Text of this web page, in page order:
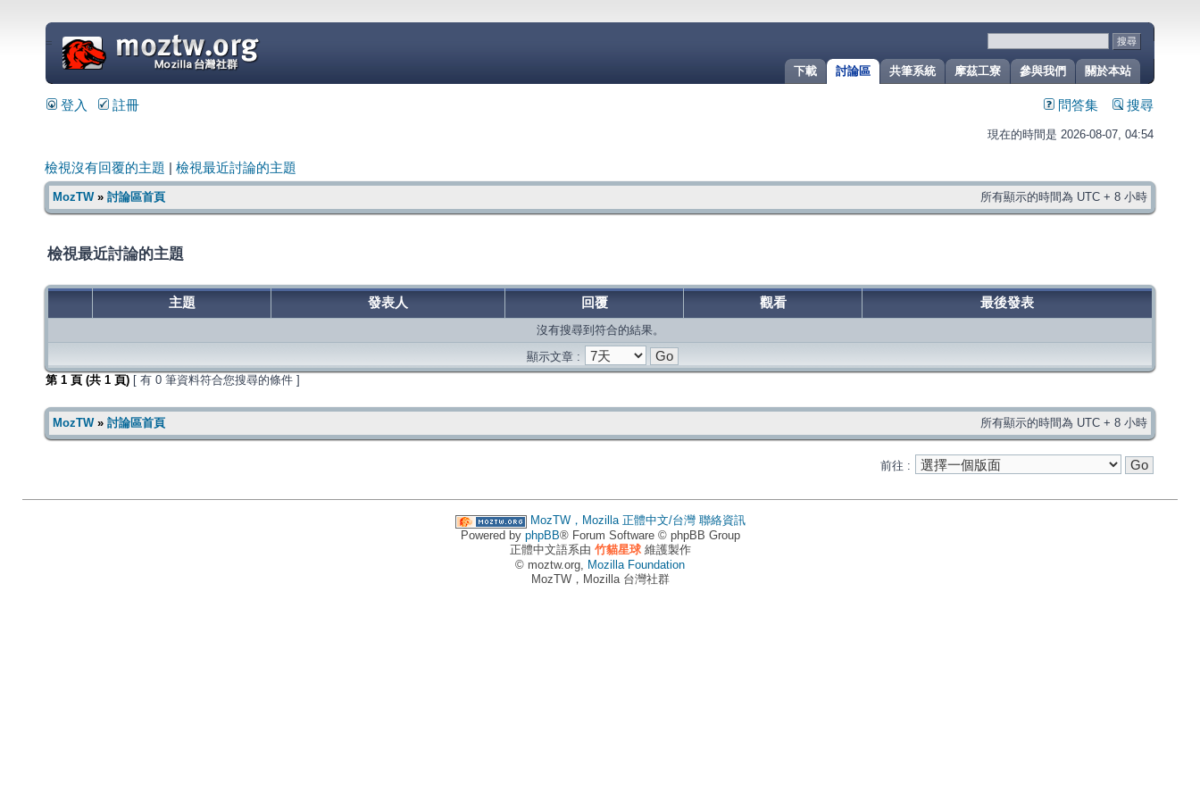
關於本站
參與我們
摩茲工寮
共筆系統
討論區
下載
=
登入 註冊 問答集 搜尋
現在的時間是 2026-08-07, 04:54
檢視沒有回覆的主題 檢視最近討論的主題
MozTW» 討論區首頁 所有顯示的時間為 UTC + 8 小時
檢視最近討論的主題
主題 發表人 回覆 觀看 最後發表
沒有搜尋到符合的結果。
顯示文章 :
第 1 頁 (共 1 頁) [ 有 0 筆資料符合您搜尋的條件 ]
MozTW» 討論區首頁 所有顯示的時間為 UTC + 8 小時
前往 :
MozTW，Mozilla 正體中文/台灣 聯絡資訊
Powered by phpBB® Forum Software © phpBB Group
正體中文語系由 竹貓星球維護製作
© moztw.org, Mozilla Foundation
MozTW，Mozilla 台灣社群